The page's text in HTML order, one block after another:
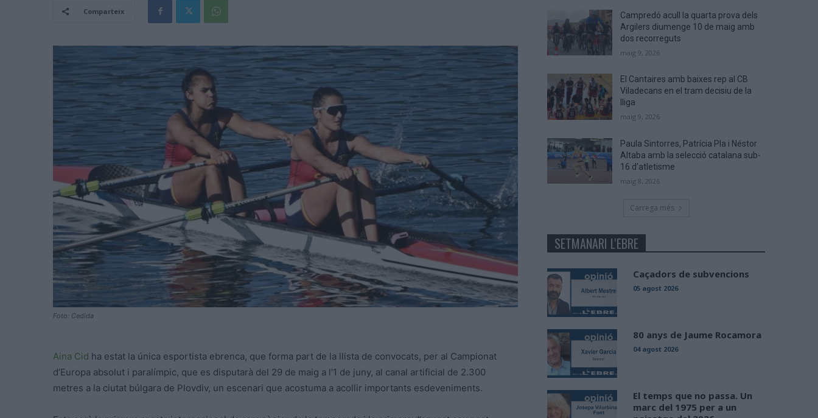
Comparteix
Foto: Cedida
Aina Cid ha estat la única esportista ebrenca, que forma part de la llista de convocats, per al Campionat
d’Europa absolut i paralímpic, que es disputarà del 29 de maig a l’1 de juny, al canal artificial de 2.300
metres a la ciutat búlgara de Plovdiv, un escenari que acostuma a acollir importants esdeveniments.
Campredó acull la quarta prova dels
Argilers diumenge 10 de maig amb
dos recorreguts
maig 9, 2026
El Cantaires amb baixes rep al CB
Viladecans en el tram decisiu de la
lliga
maig 9, 2026
Paula Sintorres, Patrícia Pla i Néstor
Altaba amb la selecció catalana sub-
16 d’atletisme
maig 8, 2026
Carrega més
SETMANARI L'EBRE
Caçadors de subvencions
05 agost 2026
80 anys de Jaume Rocamora
04 agost 2026
El temps que no passa. Un
marc del 1975 per a un